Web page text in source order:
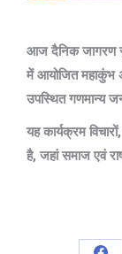
आज दैनिक जागरण
में आयोजित महाकुंभ
उपस्थित गणमान्य
यह कार्यक्रम
है, जहां समाज एवं